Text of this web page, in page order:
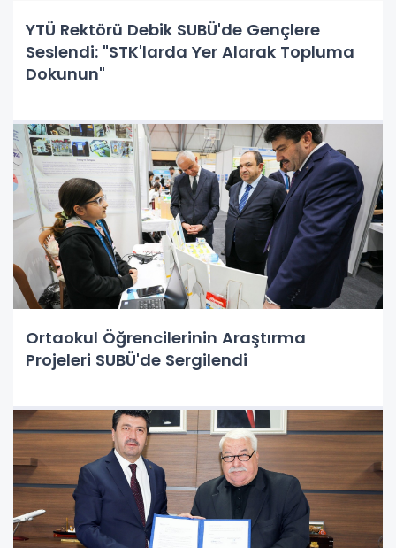
YTÜ Rektörü Debik SUBÜ'de Gençlere
Seslendi: "STK'larda Yer Alarak Topluma
Dokunun"
Ortaokul Öğrencilerinin Araştırma
Projeleri SUBÜ'de Sergilendi